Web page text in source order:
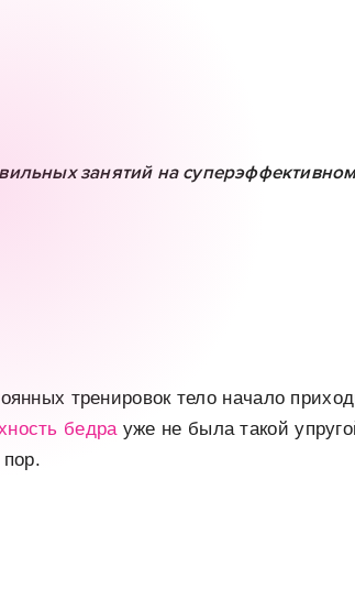
занятий на
тренировок тело начало
бедрауже не была такой